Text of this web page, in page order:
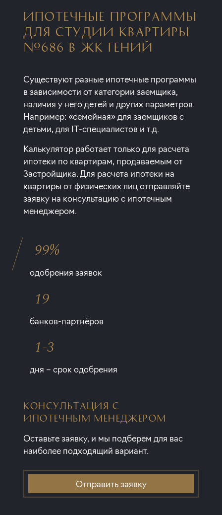
ИПОТЕЧНЫЕ ПРОГРАММЫ
ДЛЯ СТУДИИ КВАРТИРЫ
№686 В ЖК ГЕНИЙ
Существуют разные ипотечные программы
в зависимости от категории заемщика,
наличия у него детей и других параметров.
Например: «семейная» для заемщиков с
детьми, для IT-специалистов и т.д.
Калькулятор работает только для расчета
ипотеки по квартирам, продаваемым от
Застройщика. Для расчета ипотеки на
квартиры от физических лиц отправляйте
заявку на консультацию с ипотечным
менеджером.
99%
одобрения заявок
19
банков-партнёров
1-3
дня – срок одобрения
КОНСУЛЬТАЦИЯ С
ИПОТЕЧНЫМ МЕНЕДЖЕРОМ
Оставьте заявку, и мы подберем для вас
наиболее подходящий вариант.
Отправить заявку